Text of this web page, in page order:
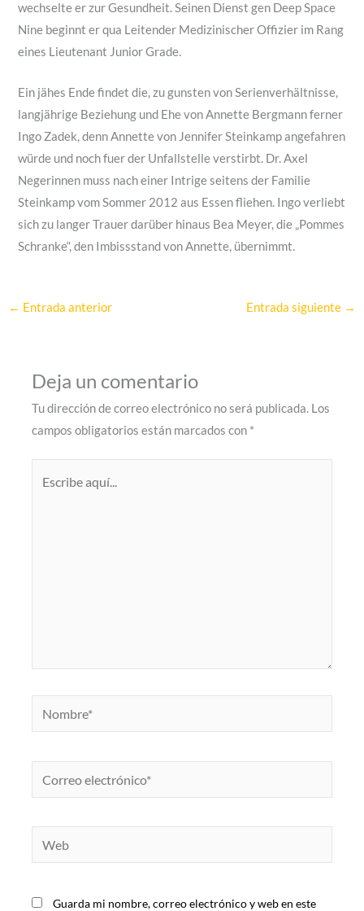
wechselte er zur Gesundheit. Seinen Dienst gen Deep Space
Nine beginnt er qua Leitender Medizinischer Offizier im Rang
eines Lieutenant Junior Grade.
Ein jähes Ende findet die, zu gunsten von Serienverhältnisse,
langjährige Beziehung und Ehe von Annette Bergmann ferner
Ingo Zadek, denn Annette von Jennifer Steinkamp angefahren
würde und noch fuer der Unfallstelle verstirbt. Dr. Axel
Negerinnen muss nach einer Intrige seitens der Familie
Steinkamp vom Sommer 2012 aus Essen fliehen. Ingo verliebt
sich zu langer Trauer darüber hinaus Bea Meyer, die „Pommes
Schranke“, den Imbissstand von Annette, übernimmt.
← Entrada anterior Entrada siguiente →
Deja un comentario
Tu dirección de correo electrónico no será publicada. Los
campos obligatorios están marcados con *
aquí...
Guarda mi nombre, correo electrónico y web en este